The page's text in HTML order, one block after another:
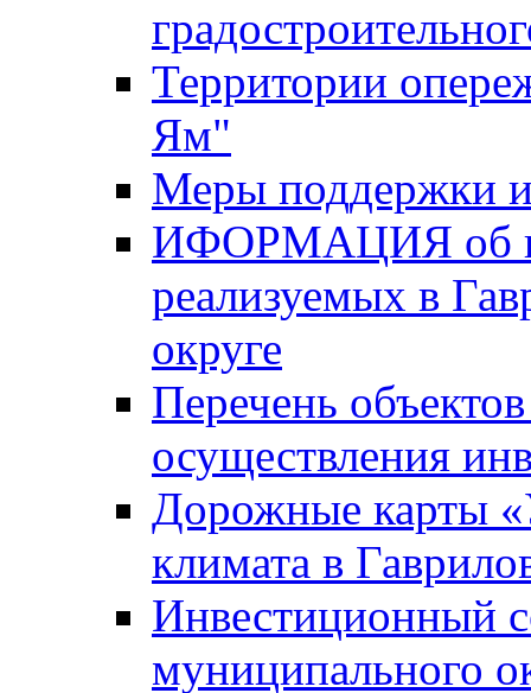
Территории
Ям"
Меры поддержки
ИФОРМАЦИЯ об
реализуемых в
округе
Перечень
осуществления
Дорожные карты
климата в
Инвестиционный
муниципального